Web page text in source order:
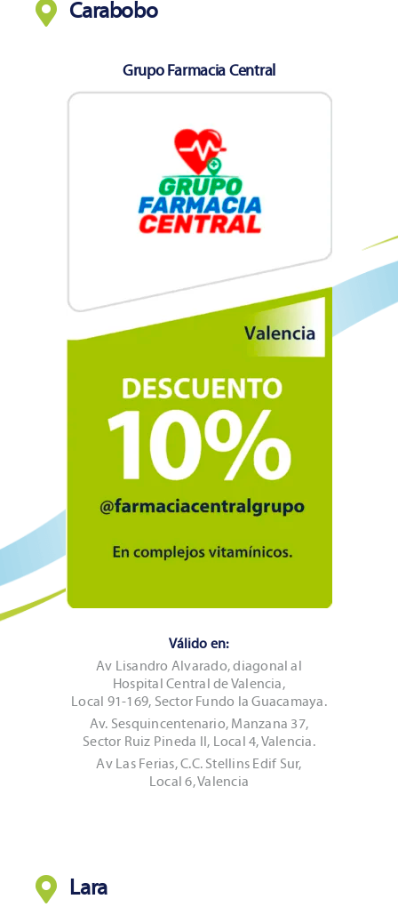
Carabobo
Grupo Farmacia Central
Válido en:
Av Lisandro Alvarado, diagonal al
Hospital Central de Valencia,
Local 91-169, Sector Fundo la Guacamaya.
Av. Sesquincentenario, Manzana 37,
Sector Ruiz Pineda II, Local 4, Valencia.
Av Las Ferias, C.C. Stellins Edif Sur,
Local 6, Valencia
Lara